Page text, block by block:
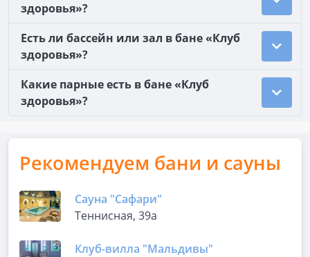
здоровья»?
Есть ли бассейн или зал в бане «Клуб
здоровья»?
Какие парные есть в бане «Клуб
здоровья»?
Рекомендуем бани и сауны
Сауна "Сафари"
Теннисная, 39а
Клуб-вилла "Мальдивы"